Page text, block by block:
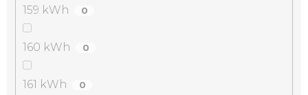
159 kWh 0
160 kWh 0
161 kWh 0